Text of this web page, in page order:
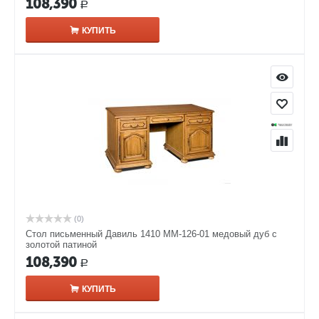
108,390 Р
КУПИТЬ
(0)
Стол письменный Давиль 1410 ММ-126-01 медовый дуб с
золотой патиной
108,390 Р
КУПИТЬ